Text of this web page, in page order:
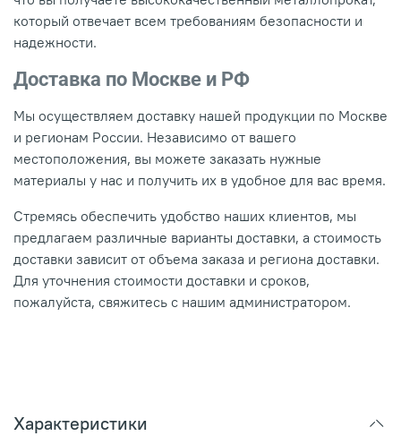
который отвечает всем требованиям безопасности и
надежности.
Доставка по Москве и РФ
Мы осуществляем доставку нашей продукции по Москве
и регионам России. Независимо от вашего
местоположения, вы можете заказать нужные
материалы у нас и получить их в удобное для вас время.
Стремясь обеспечить удобство наших клиентов, мы
предлагаем различные варианты доставки, а стоимость
доставки зависит от объема заказа и региона доставки.
Для уточнения стоимости доставки и сроков,
пожалуйста, свяжитесь с нашим администратором.
Характеристики